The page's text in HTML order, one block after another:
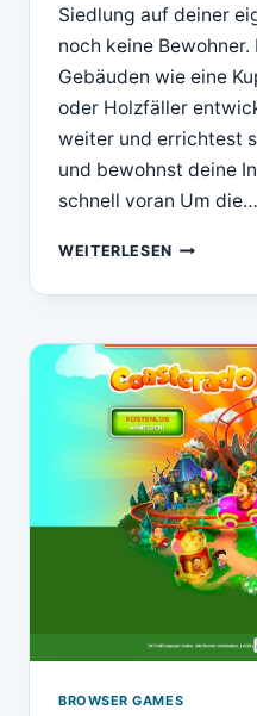
Siedlung auf deiner
noch keine
Gebäuden wie eine
oder Holzfäller
weiter und errichtest
und bewohnst deine
schnell voran Um die…
WEITERLESENDIE
ONLINE
BROWSER
GAME
BROWSER GAMES